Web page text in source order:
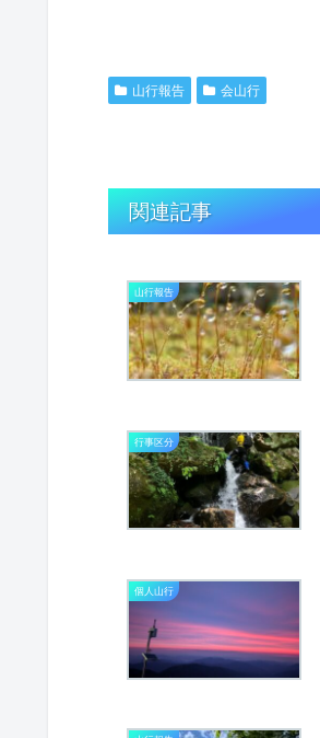
山行報告 会山行
関連記事
山行報告
行事区分
個人山行